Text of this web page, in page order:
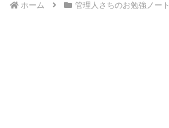
ホーム 管理人さちのお勉強ノート